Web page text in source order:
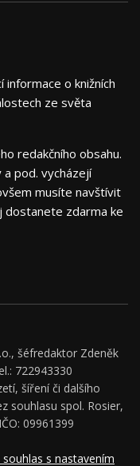
informace o knižních
ze světa
redakčního obsahu.
a pod. vycházejí
musíte navštívit
dostanete zdarma ke
šéfredaktor Zdeněk
722943330
šíření či dalšího
souhlasu spol. Rosier,
09961399
s nastavením